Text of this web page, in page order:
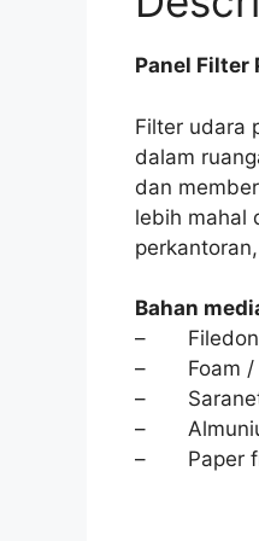
Panel Filter
Filter udara
dalam
dan
lebih mahal
Bahan
– Filedon
– Foam /
– Saranet
–
– Paper